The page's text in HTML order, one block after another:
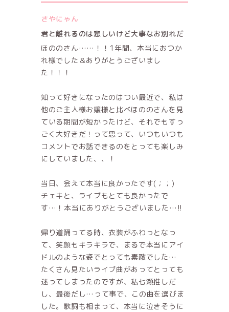
さやにゃん
君と離れるのは悲しいけど大事なお別れだ
ほののさん……！！1年間、本当におつか
れ様でした＆ありがとうございまし
た！！！
知って好きになったのはつい最近で、私は
他のご主人様お嬢様と比べほののさんを見
ている期間が短かったけど、それでもすっ
ごく大好きだ！って思って、いつもいつも
コメントでお話できるのをとっても楽しみ
にしていました、、！
当日、会えて本当に良かったです(；；)
チェキと、ライブもとても良かったで
す…！本当にありがとうございました…!!
帰り道踊ってる時、衣装がふわっとなっ
て、笑顔もキラキラで、まるで本当にアイ
ドルのような姿でとっても素敵でした…
たくさん見たいライブ曲があってとっても
迷ってしまったのですが、私七瀬推しだ
し、最後だし…って事で、この曲を選びま
した。歌詞も相まって、本当に泣きそうに